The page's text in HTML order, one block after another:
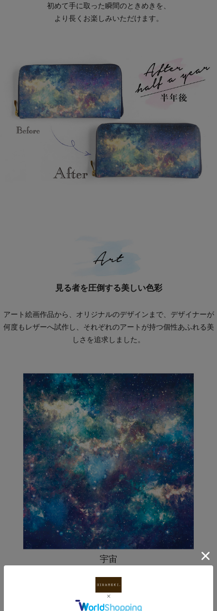
初めて手に取った瞬間のときめきを、
より長くお楽しみいただけます。
見る者を圧倒する美しい色彩
アート絵画作品から、オリジナルのデザインまで、デザイナーが
何度もレザーへ試作し、それぞれのアートが持つ個性あふれる美
しさを追求しました。
宇宙
インスピレーションを高めてくれる、美しいブルーに色とりどり